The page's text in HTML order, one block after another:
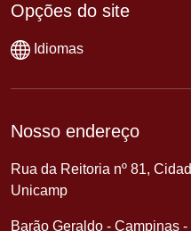
Opções do site
Idiomas
Nosso endereço
Rua da Reitoria nº 81,
Unicamp
Barão Geraldo - Campinas